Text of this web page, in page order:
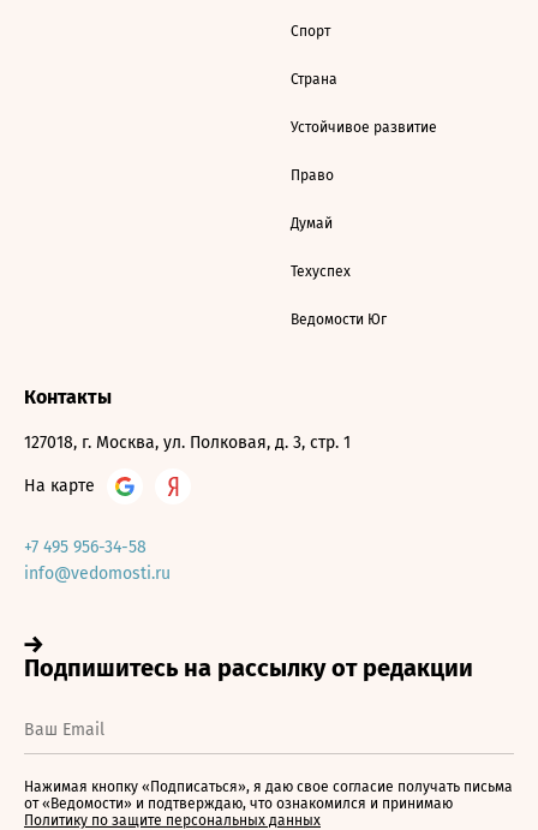
Спорт
Страна
Устойчивое развитие
Право
Думай
Техуспех
Ведомости Юг
Контакты
127018, г. Москва, ул. Полковая, д. 3, стр. 1
На карте
+7 495 956-34-58
info@vedomosti.ru
Нажимая кнопку «Подписаться», я даю свое согласие получать письма
от «Ведомости» и подтверждаю, что ознакомился и принимаю
Политику по защите персональных данных